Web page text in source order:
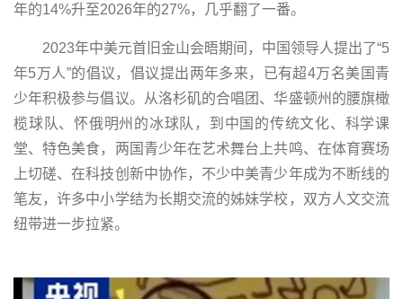
年的14%升至2026年的27%，几乎翻了一番。
2023年中美元首旧金山会晤期间，中国领导人提出了“5
年5万人”的倡议，倡议提出两年多来，已有超4万名美国青
少年积极参与倡议。从洛杉矶的合唱团、华盛顿州的腰旗橄
榄球队、怀俄明州的冰球队，到中国的传统文化、科学课
堂、特色美食，两国青少年在艺术舞台上共鸣、在体育赛场
上切磋、在科技创新中协作，不少中美青少年成为不断线的
笔友，许多中小学结为长期交流的姊妹学校，双方人文交流
纽带进一步拉紧。